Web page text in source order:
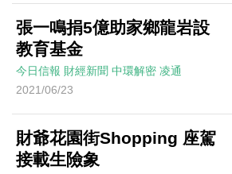
張一鳴捐5億助家鄉龍岩設
教育基金
今日信報 財經新聞 中環解密 凌通
2021/06/23
財爺花園街Shopping 座駕
接載生險象